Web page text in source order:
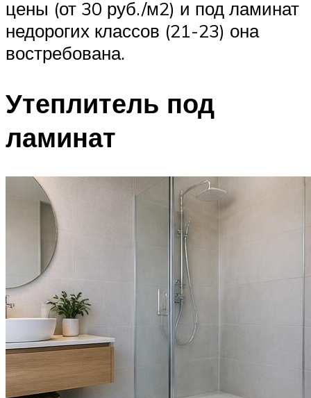
цены (от 30 руб./м2) и под ламинат
недорогих классов (21-23) она
востребована.
Утеплитель под
ламинат